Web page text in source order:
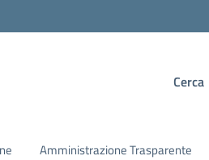
Cerca
Amministrazione Trasparente